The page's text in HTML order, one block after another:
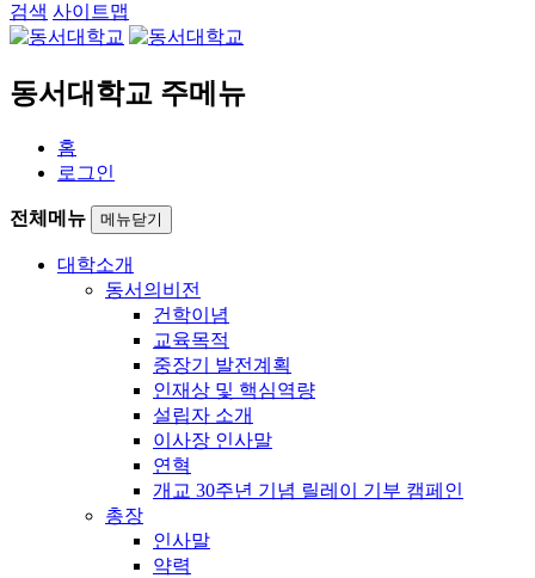
검색 사이트맵
동서대학교 주메뉴
홈
로그인
전체메뉴 메뉴닫기
대학소개
동서의비전
건학이념
교육목적
중장기 발전계획
인재상 및 핵심역량
설립자 소개
이사장 인사말
연혁
개교 30주년 기념 릴레이 기부 캠페인
총장
인사말
약력